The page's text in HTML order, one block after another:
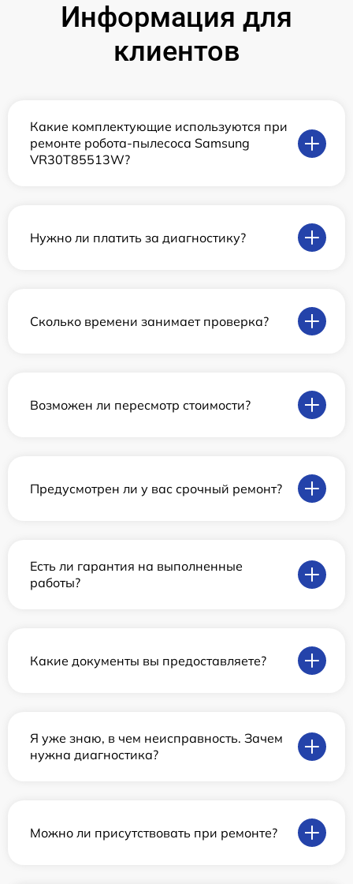
Информация для
клиентов
Какие комплектующие используются при
ремонте робота-пылесоса Samsung
VR30T85513W?
Нужно ли платить за диагностику?
Сколько времени занимает проверка?
Возможен ли пересмотр стоимости?
Предусмотрен ли у вас срочный ремонт?
Есть ли гарантия на выполненные
работы?
Какие документы вы предоставляете?
Я уже знаю, в чем неисправность. Зачем
нужна диагностика?
Можно ли присутствовать при ремонте?